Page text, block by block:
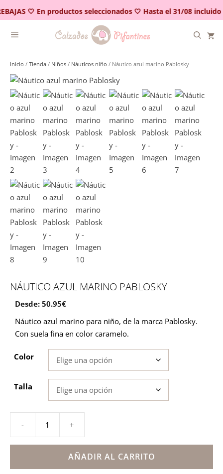
🤍 En productos seleccionados 🤍 Hasta el 31/08 incluido
al
contenido
Inicio / Tienda / Niños / Náuticos niño / Náutico azul marino Pablosky
NÁUTICO AZUL MARINO PABLOSKY
Desde: 50.95€
Náutico azul marino para niño, de la marca Pablosky.
Con suela fina en color caramelo.
Color
Talla
-
azul
marino
Pablosky
+
AÑADIR AL CARRITO